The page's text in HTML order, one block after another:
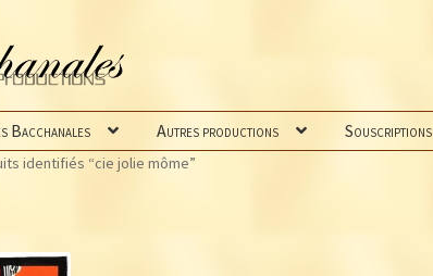
Bacchanales Autres productions Souscriptions
identifiés “cie jolie môme”